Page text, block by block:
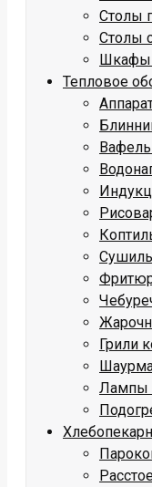
Столы
Столы
Шкафы
Тепловое
Грили
Лампы